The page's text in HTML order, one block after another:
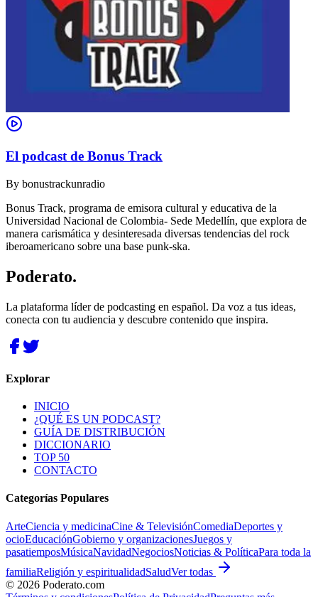
El podcast de Bonus Track
By bonustrackunradio
Bonus Track, programa de emisora cultural y educativa de la
Universidad Nacional de Colombia- Sede Medellín, que explora de
manera carismática y desinteresada diversas tendencias del rock
iberoamericano sobre una base punk-ska.
Poderato.
La plataforma líder de podcasting en español. Da voz a tus ideas,
conecta con tu audiencia y descubre contenido que inspira.
Explorar
INICIO
¿QUÉ ES UN PODCAST?
GUÍA DE DISTRIBUCIÓN
DICCIONARIO
TOP 50
CONTACTO
Categorías Populares
ArteCiencia y medicinaCine & TelevisiónComediaDeportes y
ocioEducaciónGobierno y organizacionesJuegos y
pasatiemposMúsicaNavidadNegociosNoticias & PolíticaPara toda la
familiaReligión y espiritualidadSaludVer todas
© 2026 Poderato.com